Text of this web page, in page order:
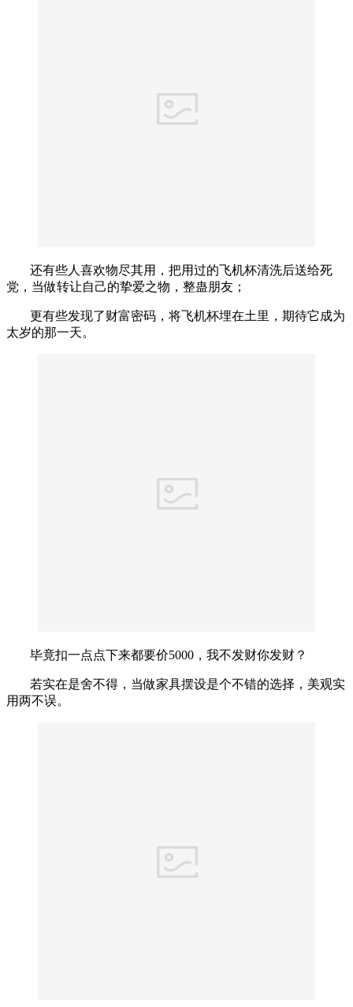
还有些人喜欢物尽其用，把用过的飞机杯清洗后送给死
党，当做转让自己的挚爱之物，整蛊朋友；
更有些发现了财富密码，将飞机杯埋在土里，期待它成为
太岁的那一天。
毕竟扣一点点下来都要价5000，我不发财你发财？
若实在是舍不得，当做家具摆设是个不错的选择，美观实
用两不误。